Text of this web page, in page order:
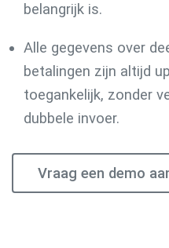
belangrijk is.
Alle gegevens over
betalingen zijn altijd
toegankelijk, zonder
dubbele invoer.
Vraag een demo